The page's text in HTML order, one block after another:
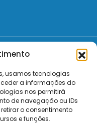
usamos tecnologias
a informações do
nos permitirá
de navegação ou IDs
o consentimento
e funções.
- Todos os direitos reservados.
Site by VC.
| Payshop | Visa | Mastercard | Visa